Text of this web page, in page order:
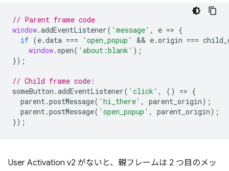
// Parent frame code
window.addEventListener( 'message' , e => {
if (e.data === 'open_popup' && e.origin ===
window.open( 'about:blank' );
});
// Child frame code:
someButton .addEventListener( 'click' , () => {
parent.postMessage( 'hi_there' , parent_origin);
parent.postMessage( 'open_popup' , parent_origin);
});
User Activation v2 がないと、親フレームは 2 つ目のメッ